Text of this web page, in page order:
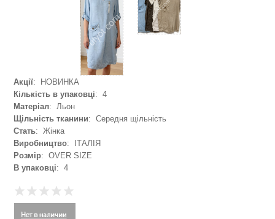
Акції: НОВИНКА
Кількість в упаковці: 4
Матеріал: Льон
Щільність тканини: Середня щільність
Стать: Жінка
Виробництво: ІТАЛІЯ
Розмір: OVER SIZE
В упаковці: 4